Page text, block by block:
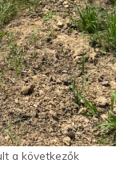
a következők